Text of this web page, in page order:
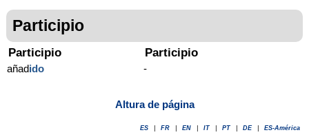
Participio
Participio
añadido
Participio
-
Altura de página
ES FR EN IT PT DE ES-América